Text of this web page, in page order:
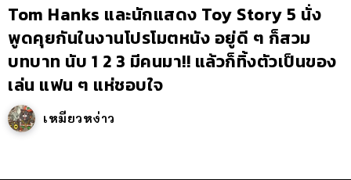
Tom Hanks และนักแสดง Toy Story 5 นั่ง
พูดคุยกันในงานโปรโมตหนัง อยู่ดี ๆ ก็สวม
บทบาท นับ 1 2 3 มีคนมา!! แล้วก็ทิ้งตัวเป็นของ
เล่น แฟน ๆ แห่ชอบใจ
เหมียวหง่าว